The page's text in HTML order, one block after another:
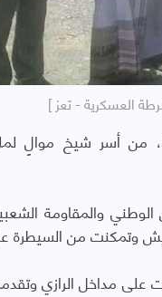
العسكرية - تعز ]
من أسر شيخ موالٍ
قوات الجيش الوطني
وتمكنت من السيطرة
مداخل الرازي